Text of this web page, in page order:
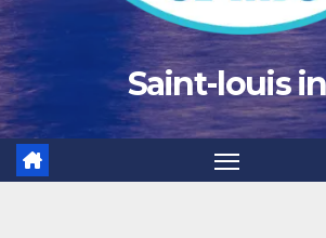
Saint-louis